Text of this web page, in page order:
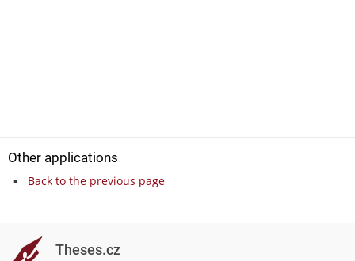
Other applications
Back to the previous page
Theses.cz